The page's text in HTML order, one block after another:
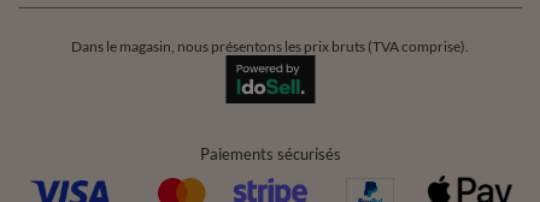
Dans le magasin, nous présentons les prix bruts (TVA comprise).
Paiements sécurisés